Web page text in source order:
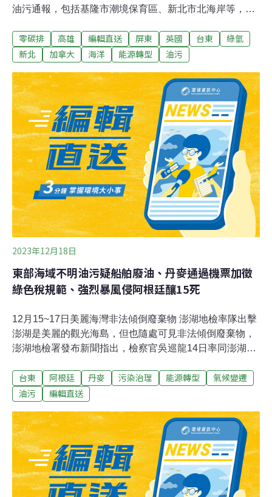
油污通報，包括基隆市潮境保育區、新北市北海岸等，海
各地環保局至現地蒐整證據、採樣送驗，並與國海院研究
人員等專家，運用洋流回溯模擬技術及AIS船舶航跡系
船舶及污染源。目前仍在蒐集證據，也未查獲海上船舶偷
排狀況；海保署表示，排放廢油入海最重可罰3千萬元。
（中央社報導）學甲放飛第二隻傷癒黑琵再度現蹤 鳥友驚
喜今（2023）年初在學甲濕地生態園區野放的第2隻傷癒
黑面琵鷺編號N49，今日被發現在北門區井子腳附近現
蹤，鳥友驚喜。台南市生態保育學會副總幹事黃永豐及志
工邱景威，今年1月在學甲濕地生態園區進行全球黑面琵
鷺鳥調時，發現1隻罹患肉毒桿菌中毒的黑琵，經救治恢
復健康後放飛。（自由時報報導）
零碳排 高雄 編輯直送 屏東 英國 台東
綠氫
新北
加拿大 海洋 能源轉型 油污
2023年12月18日
東部海域不明油污疑船舶廢油、丹麥通過機票加徵
綠色稅規範、強烈暴風侵阿根廷釀15死
12月15~17日美麗海灣非法傾倒廢棄物 澎湖地檢率隊出擊
澎湖是美麗的觀光海島，但也隨處可見非法傾倒廢棄物，
澎湖地檢署發布新聞指出，檢察官吳巡龍14日率同澎湖縣
隊、澎湖憲兵隊等共同聯合稽查非法傾倒廢棄物案件。檢
方指出，澎湖聯合稽查小組共清查轄內12個廢棄物棄置地
有刑事不法，後續由刑大和馬公及白沙分局偵辦，另有5
件則屬於行政不法案件，交由環保局依法裁罰。（中央社
報導）環團批業者丟廢棄滅火器 影響河川恐危及安全飲水
乾粉滅火器含有一級致癌物結晶型二氧化矽，環團和立委
15日舉行記者會，質疑可能會造成消防人員及民眾致癌，
還痛批有不肖業者丟棄廢棄滅火器，影響河川飲用水安
台東 阿根廷 丹麥 污染治理 能源轉型
氣候變遷
油污
編輯直送